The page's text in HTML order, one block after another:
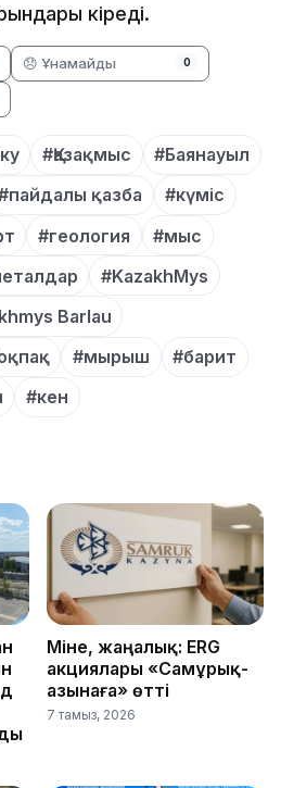
кіреді.
😞 Ұнамайды 0
#Қазақмыс
#Баянауыл
қазба
#күміс
#геология
#мыс
#KazakhMys
Barlau
#мырыш
#барит
#кен
Міне, жаңалық: ERG
акциялары «Самұрық-
Қазынаға» өтті
7 тамыз, 2026